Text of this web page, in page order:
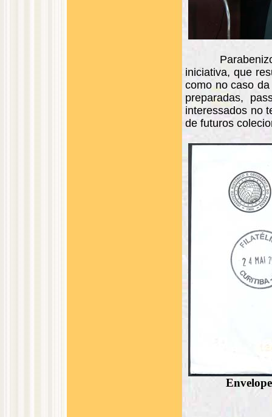
iniciativa, que
como no caso
preparadas,
interessados no
de futuros